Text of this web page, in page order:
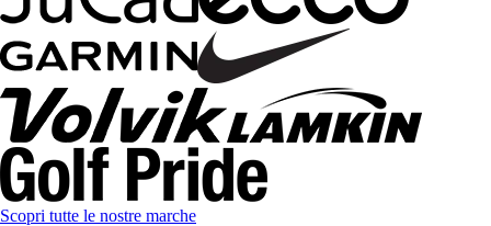
Scopri tutte le nostre marche